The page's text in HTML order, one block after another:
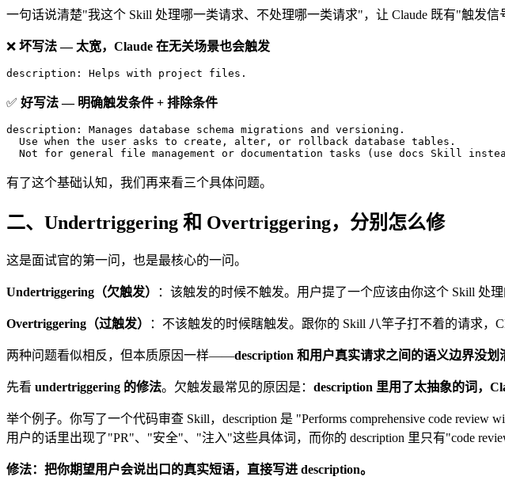
一句话说清楚"我这个 Skill 处理哪一类请求、不处理哪一类请求"，让 Claude 既有"触发信
❌ 坏写法 — 太宽，Claude 在无关场景也会触发
description: Helps with project files.
✅ 好写法 — 明确触发条件 + 排除条件
description: Manages database schema migrations and versioning.
  Use when the user asks to create, alter, or rollback database tables.
Not for general file management or documentation tasks (use docs Skill
有了这个基础认知，我们再来看三个具体问题。
二、Undertriggering 和 Overtriggering，分别怎么修
这是面试官的第一问，也是最核心的一问。
Undertriggering（欠触发） ：该触发的时候不触发。用户提了一个应该由你这个 Skill 处理
Overtriggering（过触发） ：不该触发的时候瞎触发。跟你的 Skill 八竿子打不着的请求，
两种问题看似相反，但本质原因一样——description 和用户真实请求之间的语义边界没划
先看 undertriggering 的修法。欠触发最常见的原因是： description 里用了太抽象的词，
举个例子。你写了一个代码审查 Skill，description 是 "Performs comprehensive code
用户的话里出现了"PR"、"安全"、"注入"这些具体词，而你的 description 里只有"code
修法：把你期望用户会说出口的真实短语，直接写进 description。